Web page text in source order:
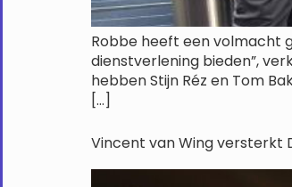
Robbe heeft een volmacht
dienstverlening bieden”,
hebben Stijn Réz en Tom
[…]
Vincent van Wing versterkt